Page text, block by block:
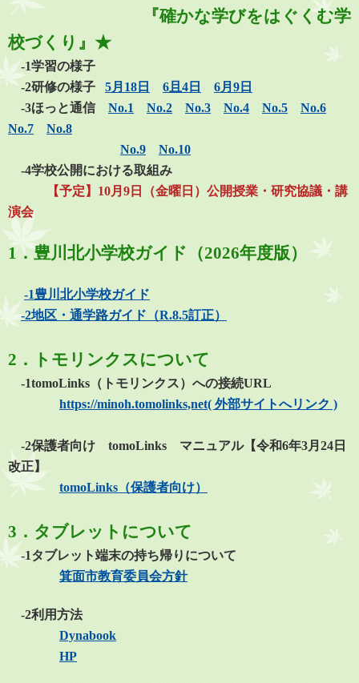
『確かな学びをはぐくむ学
校づくり』★
-1学習の様子
-2研修の様子 5月18日 6且4日
6月9日
-3ほっと通信 No.1 No.2 No.3 No.4 No.5
No.6
No.7
No.8
No.9
No.10
-4学校公開における取組み
【予定】10月9日（金曜日）公開授業・研究協議・講
演会
1．豊川北小学校ガイド（2026年度版）
-1豊川北小学校ガイド
-2地区・通学路ガイド（R.8.5訂正）
2．トモリンクスについて
-1tomoLinks（トモリンクス）への接続URL
https://minoh.tomolinks,net( 外部サイトへリンク )
-2保護者向け tomoLinks マニュアル【令和6年3月24日
改正】
tomoLinks（保護者向け）
3．タブレットについて
-1タブレット端末の持ち帰りについて
箕面市教育委員会方針
-2利用方法
Dynabook
HP